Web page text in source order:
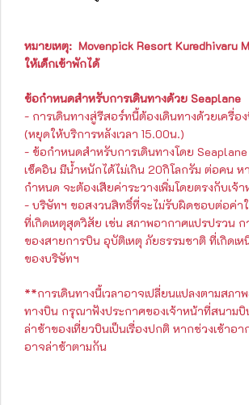
หมายเหตุ: Movenpick Resort Kuredhivaru
ให้เด็กเข้าพักได้
ข้อกำหนดสำหรับการเดินทางด้วย Seaplane
- การเดินทางสู่รีสอร์ทนี้ต้องเดินทางด้วยเครื่อ
(หยุดให้บริการหลังเวลา 15.00น.)
- ข้อกำหนดสำหรับการเดินทางโดย Seaplane
เช็คอิน มีน้ำหนักได้ไม่เกิน 20กิโลกรัม ต่อคน ห
กำหนด จะต้องเสียค่าระวางเพิ่มโดยตรงกับเจ้
- บริษัทฯ ขอสงวนสิทธิ์ที่จะไม่รับผิดชอบต่อค่า
ที่เกิดเหตุสุดวิสัย เช่น สภาพอากาศแปรปรวน
ของสายการบิน อุบัติเหตุ ภัยธรรมชาติ ที่เกิดเ
ของบริษัทฯ
**การเดินทางนี้เวลาอาจเปลี่ยนแปลงตามสภา
ทางบิน กรุณาฟังประกาศของเจ้าหน้าที่สนามบิ
ล่าช้าของเที่ยวบินเป็นเรื่องปกติ หากช่วงเช้าอ
อาจล่าช้าตามกัน